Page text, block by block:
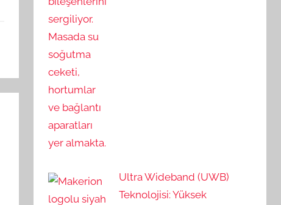
Ultra Wideband (UWB)
Teknolojisi: Yüksek